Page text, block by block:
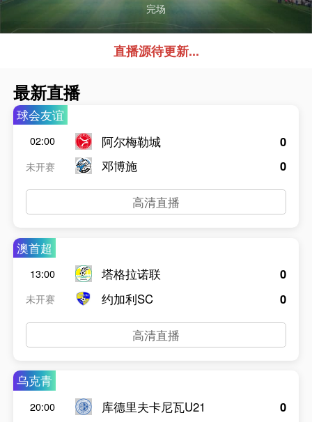
完场
直播源待更新...
最新直播
球会友谊
02:00
未开赛
阿尔梅勒城
邓博施
0
0
高清直播
澳首超
13:00
未开赛
塔格拉诺联
约加利SC
0
0
高清直播
乌克青
20:00
库德里夫卡尼瓦U21
0